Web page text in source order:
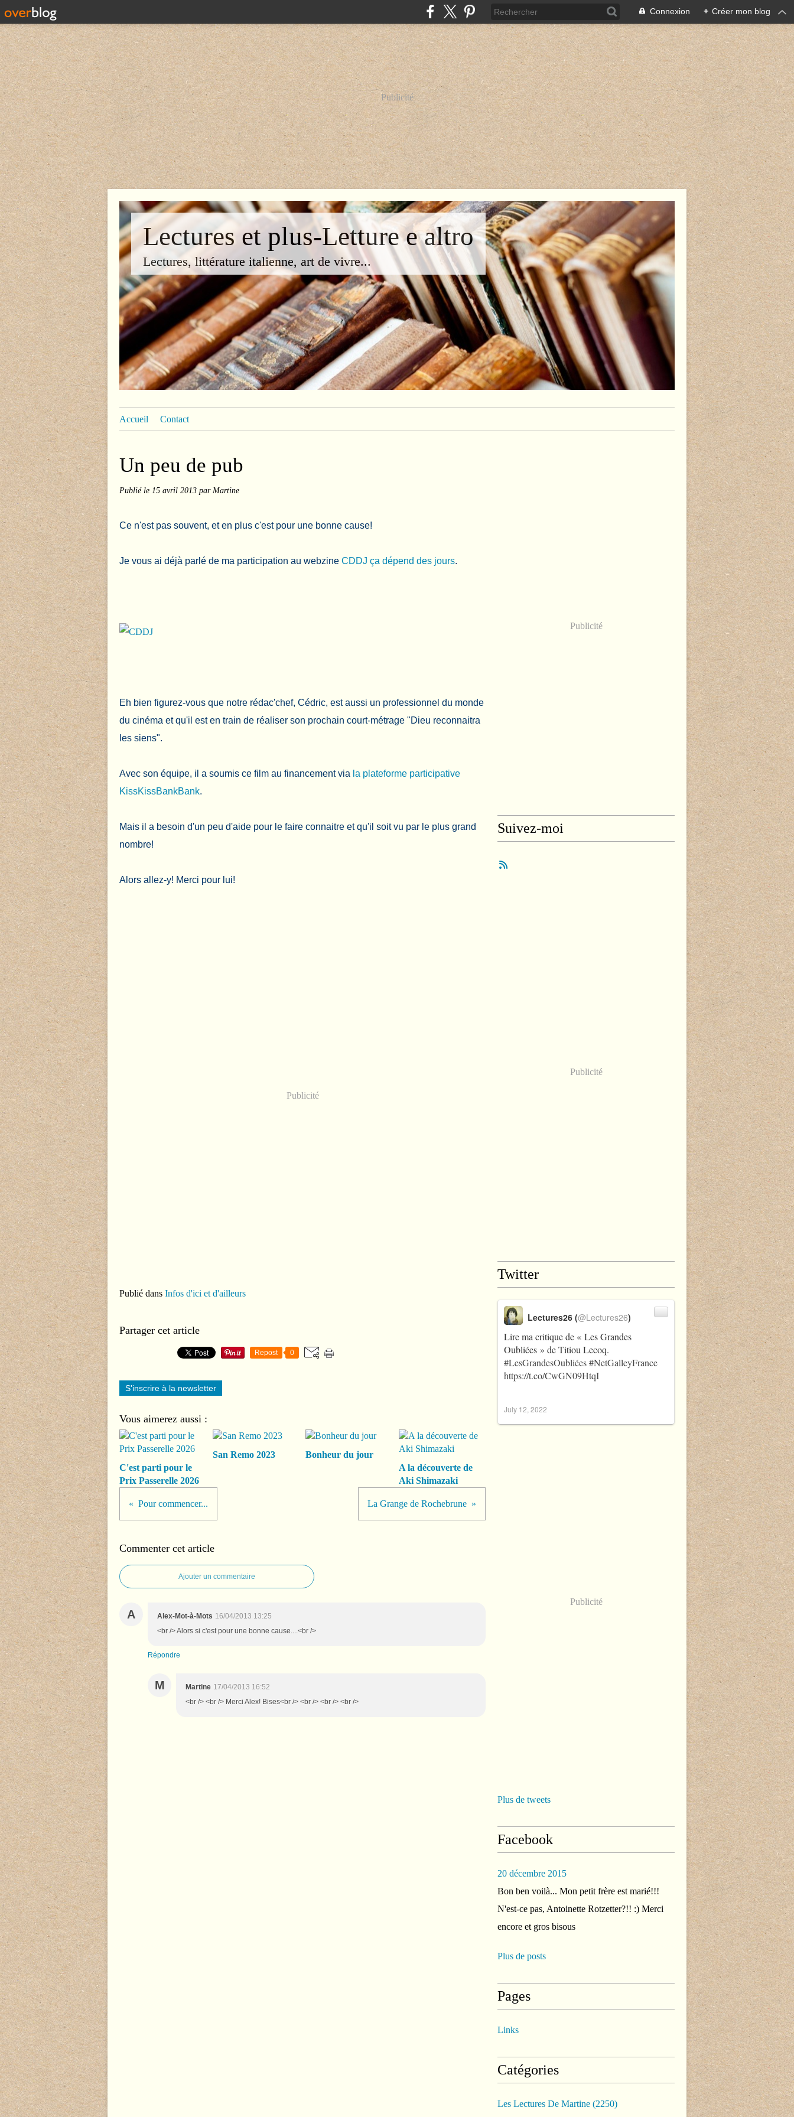
Connexion + Créer mon blog
Publicité
Lectures et plus-Letture e altro
Lectures, littérature italienne, art de vivre...
Accueil Contact
Un peu de pub
Publié le 15 avril 2013 par Martine
Ce n'est pas souvent, et en plus c'est pour une bonne cause!
Je vous ai déjà parlé de ma participation au webzine CDDJ ça dépend des jours.
Eh bien figurez-vous que notre rédac'chef, Cédric, est aussi un professionnel du monde
du cinéma et qu'il est en train de réaliser son prochain court-métrage "Dieu reconnaitra
les siens".
Avec son équipe, il a soumis ce film au financement via la plateforme participative
KissKissBankBank.
Mais il a besoin d'un peu d'aide pour le faire connaitre et qu'il soit vu par le plus grand
nombre!
Alors allez-y! Merci pour lui!
Publicité
Publié dans Infos d'ici et d'ailleurs
Partager cet article
Repost 0
S'inscrire à la newsletter
Vous aimerez aussi :
C'est parti pour le
Prix Passerelle 2026
San Remo 2023
Bonheur du jour
A la découverte de
Aki Shimazaki
Pour commencer... La Grange de Rochebrune
Commenter cet article
Ajouter un commentaire
A Alex-Mot-à-Mots 16/04/2013 13:25
<br /> Alors si c'est pour une bonne cause....<br />
Répondre
M Martine 17/04/2013 16:52
<br /> <br /> Merci Alex! Bises<br /> <br /> <br /> <br />
Publicité
Suivez-moi
Publicité
Twitter
Lire ma critique de « Les Grandes
Oubliées » de Titiou Lecoq.
#LesGrandesOubliées#NetGalleyFrance
https://t.co/CwGN09HtqI
Lectures26 (@Lectures26)
July 12, 2022
Publicité
Plus de tweets
Facebook
20 décembre 2015
Bon ben voilà... Mon petit frère est marié!!!
N'est-ce pas, Antoinette Rotzetter?!! :) Merci
encore et gros bisous
Plus de posts
Pages
Links
Catégories
Les Lectures De Martine (2250)